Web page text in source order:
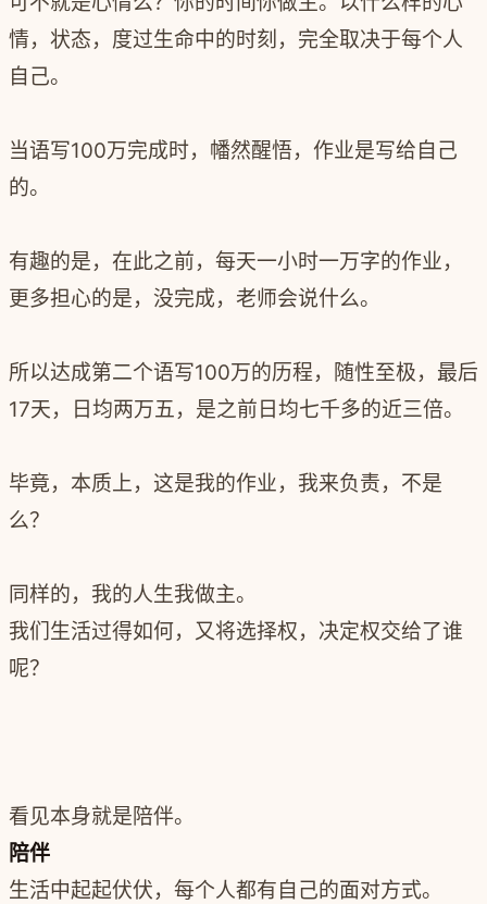
情，状态，度过生命中的时刻，完全取决于每个人
自己。
当语写100万完成时，幡然醒悟，作业是写给自己
的。
有趣的是，在此之前，每天一小时一万字的作业，
更多担心的是，没完成，老师会说什么。
所以达成第二个语写100万的历程，随性至极，最后
17天，日均两万五，是之前日均七千多的近三倍。
毕竟，本质上，这是我的作业，我来负责，不是
么？
同样的，我的人生我做主。
我们生活过得如何，又将选择权，决定权交给了谁
呢？
看见本身就是陪伴。
陪伴
生活中起起伏伏，每个人都有自己的面对方式。